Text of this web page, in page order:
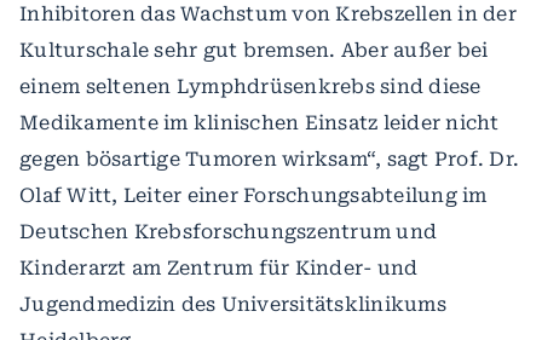
Inhibitoren das Wachstum von Krebszellen in der
Kulturschale sehr gut bremsen. Aber außer bei
einem seltenen Lymphdrüsenkrebs sind diese
Medikamente im klinischen Einsatz leider nicht
gegen bösartige Tumoren wirksam“, sagt Prof. Dr.
Olaf Witt, Leiter einer Forschungsabteilung im
Deutschen Krebsforschungszentrum und
Kinderarzt am Zentrum für Kinder- und
Jugendmedizin des Universitätsklinikums